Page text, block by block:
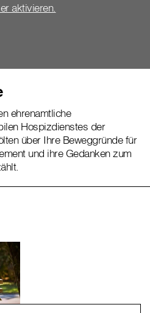
aktivieren.
ehrenamtliche
Hospizdienstes der
über Ihre Beweggründe für
und ihre Gedanken zum